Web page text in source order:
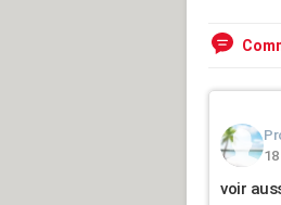
voir